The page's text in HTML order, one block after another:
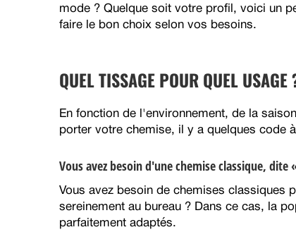
mode ? Quelque soit votre profil, voici un
faire le bon choix selon vos besoins.
QUEL TISSAGE POUR QUEL USAGE
En fonction de l'environnement, de la
porter votre chemise, il y a quelques code
Vous avez besoin d'une chemise classique,
Vous avez besoin de chemises classiques
sereinement au bureau ? Dans ce cas, la
parfaitement adaptés.